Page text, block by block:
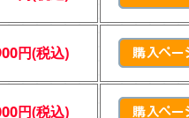
円(税込)
円(税込)